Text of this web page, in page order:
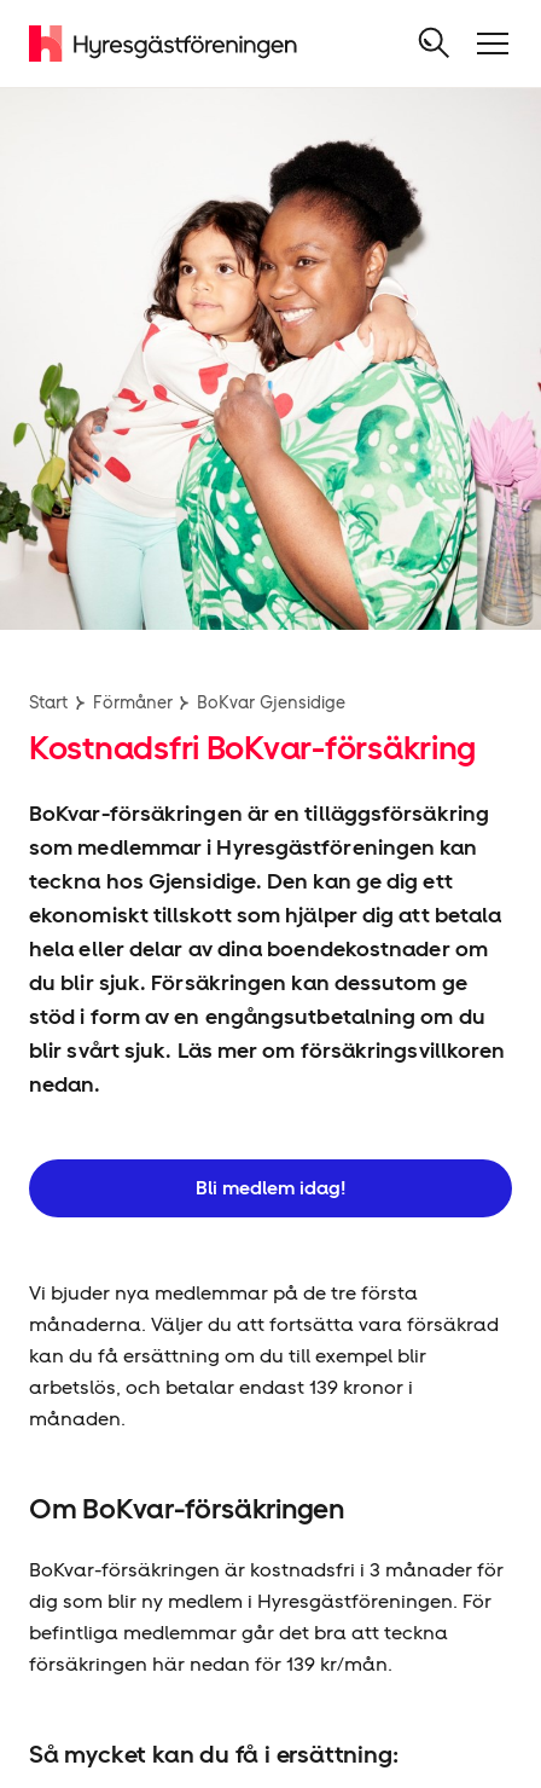
Start Förmåner BoKvar Gjensidige
Kostnadsfri BoKvar-försäkring
BoKvar-försäkringen är en tilläggsförsäkring
som medlemmar i Hyresgäst­föreningen kan
teckna hos Gjensidige. Den kan ge dig ett
ekonomiskt tillskott som hjälper dig att betala
hela eller delar av dina boendekostnader om
du blir sjuk. Försäkringen kan dessutom ge
stöd i form av en engångsutbetalning om du
blir svårt sjuk. Läs mer om försäkringsvillkoren
nedan.
Bli medlem idag!
Vi bjuder nya medlemmar på de tre första
månaderna. Väljer du att fortsätta vara försäkrad
kan du få ersättning om du till exempel blir
arbetslös, och betalar endast 139 kronor i
månaden.
Om BoKvar-försäkringen
BoKvar-försäkringen är kostnadsfri i 3 månader för
dig som blir ny medlem i Hyresgäst­föreningen. För
befintliga medlemmar går det bra att teckna
försäkringen här nedan för 139 kr/mån.
Så mycket kan du få i ersättning: